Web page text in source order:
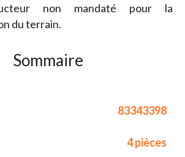
non mandaté pour la
du terrain.
Sommaire
83343398
4 pièces